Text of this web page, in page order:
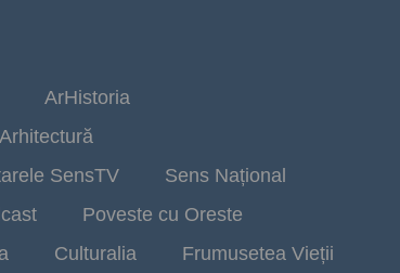
ArHistoria
SensTV
Sens Național
Poveste cu Oreste
Culturalia Frumusetea Vieții